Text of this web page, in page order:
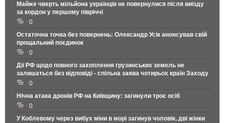
Майже чверть мільйона українців не повернулися після виїзду
за кордон у першому півріччі
0
Остаточна точка без повернень: Олександр Усік анонсував свій
прощальний поєдинок
0
Дії РФ щодо повного захоплення грузинських земель не
залишаться без відповіді - спільна заява чотирьох країн Заходу
0
Нічна атака дронів РФ на Київщину: загинули троє осіб
0
У Коблевому через вибух міни в морі загинув чоловік, дві жінки